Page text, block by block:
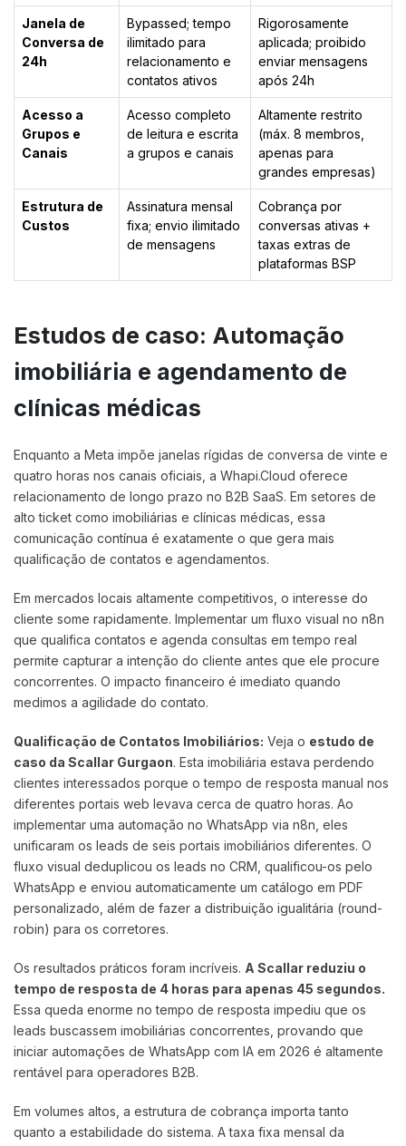
Janela de
Conversa de
24h
Bypassed; tempo
ilimitado para
relacionamento e
contatos ativos
Rigorosamente
aplicada; proibido
enviar mensagens
após 24h
Acesso a
Grupos e
Canais
Acesso completo
de leitura e escrita
a grupos e canais
Altamente restrito
(máx. 8 membros,
apenas para
grandes empresas)
Estrutura de
Custos
Assinatura mensal
fixa; envio ilimitado
de mensagens
Cobrança por
conversas ativas +
taxas extras de
plataformas BSP
Estudos de caso: Automação
imobiliária e agendamento de
clínicas médicas
Enquanto a Meta impõe janelas rígidas de conversa de vinte e
quatro horas nos canais oficiais, a Whapi.Cloud oferece
relacionamento de longo prazo no B2B SaaS. Em setores de
alto ticket como imobiliárias e clínicas médicas, essa
comunicação contínua é exatamente o que gera mais
qualificação de contatos e agendamentos.
Em mercados locais altamente competitivos, o interesse do
cliente some rapidamente. Implementar um fluxo visual no n8n
que qualifica contatos e agenda consultas em tempo real
permite capturar a intenção do cliente antes que ele procure
concorrentes. O impacto financeiro é imediato quando
medimos a agilidade do contato.
Qualificação de Contatos Imobiliários: Veja o estudo de
caso da Scallar Gurgaon. Esta imobiliária estava perdendo
clientes interessados porque o tempo de resposta manual nos
diferentes portais web levava cerca de quatro horas. Ao
implementar uma automação no WhatsApp via n8n, eles
unificaram os leads de seis portais imobiliários diferentes. O
fluxo visual deduplicou os leads no CRM, qualificou-os pelo
WhatsApp e enviou automaticamente um catálogo em PDF
personalizado, além de fazer a distribuição igualitária (round-
robin) para os corretores.
Os resultados práticos foram incríveis. A Scallar reduziu o
tempo de resposta de 4 horas para apenas 45 segundos.
Essa queda enorme no tempo de resposta impediu que os
leads buscassem imobiliárias concorrentes, provando que
iniciar automações de WhatsApp com IA em 2026 é altamente
rentável para operadores B2B.
Em volumes altos, a estrutura de cobrança importa tanto
quanto a estabilidade do sistema. A taxa fixa mensal da